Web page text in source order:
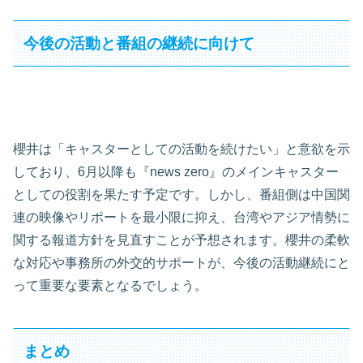
今後の活動と番組の継続に向けて
櫻井は「キャスターとしての活動を続けたい」と意欲を示
しており、6月以降も『news zero』のメインキャスター
としての役割を果たす予定です。しかし、番組側は中国関
連の映像やリポートを最小限に抑え、台湾やアジア情勢に
関する報道方針を見直すことが予想されます。櫻井の柔軟
な対応や事務所の外交的サポートが、今後の活動継続にと
って重要な要素となるでしょう。
まとめ